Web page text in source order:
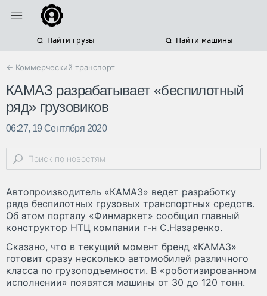
Найти грузы Найти машины
← Коммерческий транспорт
КАМАЗ разрабатывает «беспилотный
ряд» грузовиков
06:27, 19 Сентября 2020
Автопроизводитель «КАМАЗ» ведет разработку
ряда беспилотных грузовых транспортных средств.
Об этом порталу «Финмаркет» сообщил главный
конструктор НТЦ компании г-н С.Назаренко.
Сказано, что в текущий момент бренд «КАМАЗ»
готовит сразу несколько автомобилей различного
класса по грузоподъемности. В «роботизированном
исполнении» появятся машины от 30 до 120 тонн.